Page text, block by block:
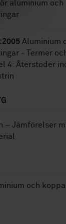
aluminium och
Aluminium
- Termer
4: Återstoder
– Jämförelser
och